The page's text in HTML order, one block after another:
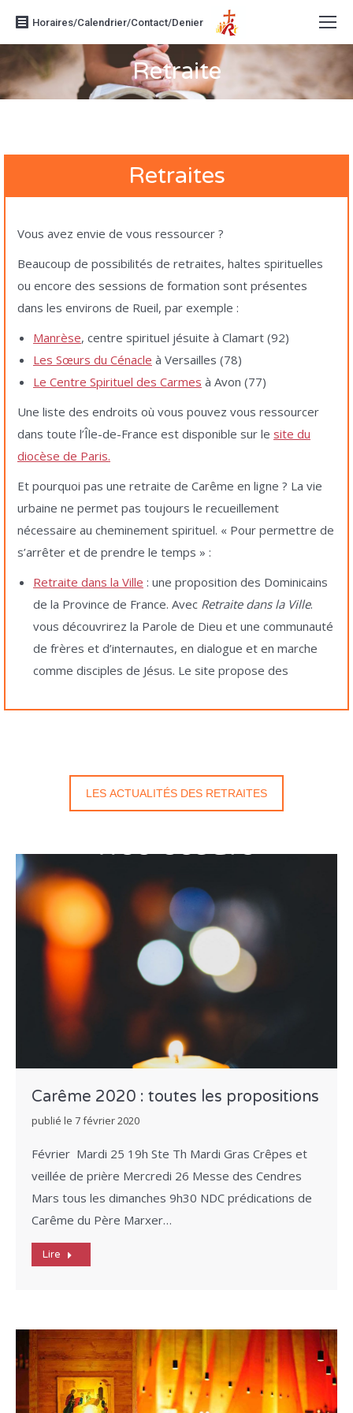
Horaires/Calendrier/Contact/Denier
Retraite
Vous êtes ici :
Retraites
Vous avez envie de vous ressourcer ?
Beaucoup de possibilités de retraites, haltes spirituelles
ou encore des sessions de formation sont présentes
dans les environs de Rueil, par exemple :
Manrèse, centre spirituel jésuite à Clamart (92)
Les Sœurs du Cénacle à Versailles (78)
Le Centre Spirituel des Carmes à Avon (77)
Une liste des endroits où vous pouvez vous ressourcer
dans toute l’Île-de-France est disponible sur le site du
diocèse de Paris.
Et pourquoi pas une retraite de Carême en ligne ? La vie
urbaine ne permet pas toujours le recueillement
nécessaire au cheminement spirituel. « Pour permettre de
s’arrêter et de prendre le temps » :
Retraite dans la Ville : une proposition des Dominicains
de la Province de France. Avec Retraite dans la Ville.
vous découvrirez la Parole de Dieu et une communauté
de frères et d’internautes, en dialogue et en marche
comme disciples de Jésus. Le site propose des
LES ACTUALITÉS DES RETRAITES
Carême 2020 : toutes les propositions
publié le 7 février 2020
Février Mardi 25 19h Ste Th Mardi Gras Crêpes et
veillée de prière Mercredi 26 Messe des Cendres
Mars tous les dimanches 9h30 NDC prédications de
Carême du Père Marxer…
Lire